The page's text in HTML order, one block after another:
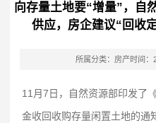
向存量土地要“增量”，自
供应，房企建议“回收
所属分类：房产时间：
11月7日，自然资源部印发了
金收回收购存量闲置土地的通